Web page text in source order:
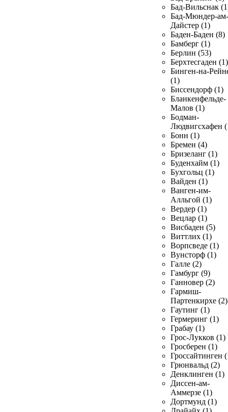
Бад-Вильснак
Бад-Мюндер-ам-
Дайстер (1)
Баден-Баден (8)
Бамберг (1)
Берлин (53)
Берхтесгаден (1)
Бинген-на-
(1)
Биссендорф (1)
Бланкенфельде-
Малов (1)
Бодман-
Людвигсхафен
Бонн (1)
Бремен (4)
Бризеланг (1)
Буденхайм (1)
Бухгольц (1)
Вайден (1)
Ванген-им-
Алльгой (1)
Вердер (1)
Вецлар (1)
Висбаден (5)
Виттлих (1)
Ворпсведе (1)
Вунсторф (1)
Галле (2)
Гамбург (9)
Ганновер (2)
Гармиш-
Партенкирхе (2)
Гаутинг (1)
Гермеринг (1)
Грабау (1)
Грос-Лукков (1)
Гросберен (1)
Гроссайтинген
Грюнвальд (2)
Денклинген (1)
Диссен-ам-
Аммерзе (1)
Дортмунд (1)